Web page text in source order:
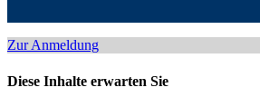
Zur Anmeldung
Diese Inhalte erwarten Sie